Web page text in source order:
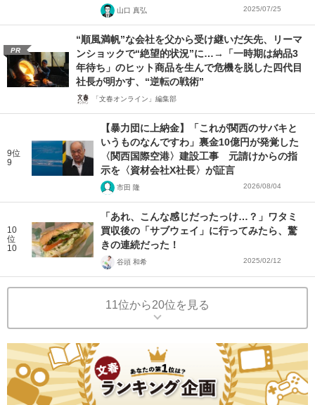
山口 真弘 2025/07/25
PR
“順風満帆”な会社を父から受け継いだ矢先、リーマ
ンショックで“絶望的状況”に…→「一時期は納品3
年待ち」のヒット商品を生んで危機を脱した四代目
社長が明かす、“逆転の戦術”
「文春オンライン」編集部
9位
9
【暴力団に上納金】「これが関西のサバキと
いうものなんですわ」裏金10億円が発覚した
〈関西国際空港〉建設工事 元請けからの指
示を〈資材会社X社長〉が証言
市田 隆 2026/08/04
10
位
10
「あれ、こんな感じだったっけ…？」ワタミ
買収後の「サブウェイ」に行ってみたら、驚
きの連続だった！
谷頭 和希 2025/02/12
11位から20位を見る